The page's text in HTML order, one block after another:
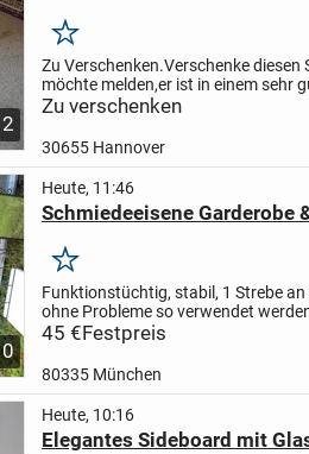
2
Merken
Zu Verschenken.Verschenke
möchte melden,er ist in einem sehr
Spannhagengarten
Zu verschenken
30655 Hannover
Heute, 11:46
Schmiedeeisene Garderobe
Merken
Funktionstüchtig, stabil, 1 Strebe
ohne Probleme so verwendet
1970 iger Jahren - NUR komplett zu
45 €Festpreis
80335 München
Heute, 10:16
Elegantes Sideboard mit